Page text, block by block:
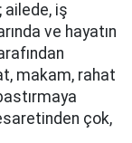
ailede, iş
ve hayatın
makam, rahat
çok,